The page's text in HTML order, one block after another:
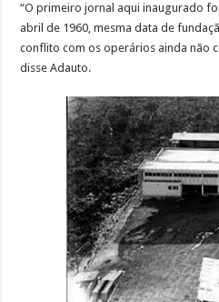
“O primeiro jornal aqui inaugurado
abril de 1960, mesma data de
conflito com os operários ainda não
disse Adauto.